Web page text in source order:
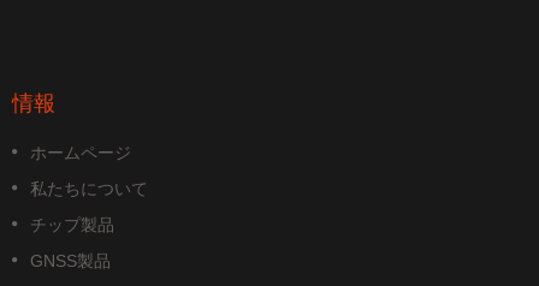
情報
ホームページ
私たちについて
チップ製品
GNSS製品